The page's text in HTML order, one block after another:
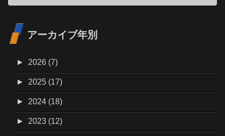
アーカイブ年別
► 2026 (7)
► 2025 (17)
► 2024 (18)
► 2023 (12)